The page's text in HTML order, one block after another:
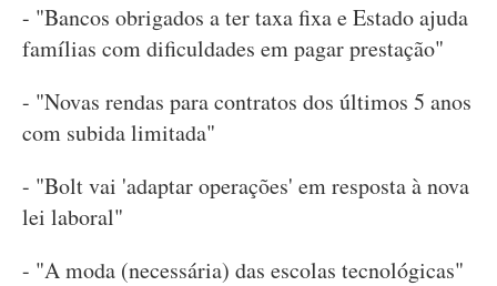
- "Bancos obrigados a ter taxa fixa e Estado ajuda
famílias com dificuldades em pagar prestação"
- "Novas rendas para contratos dos últimos 5 anos
com subida limitada"
- "Bolt vai 'adaptar operações' em resposta à nova
lei laboral"
- "A moda (necessária) das escolas tecnológicas"